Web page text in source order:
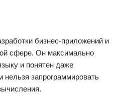
бизнес-приложений и
сфере. Он максимально
и понятен даже
запрограммировать